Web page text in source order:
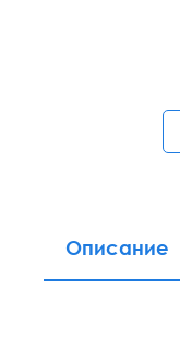
Описание